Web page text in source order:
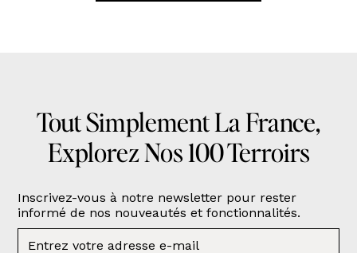
Tout Simplement La France,
Explorez Nos 100 Terroirs
Inscrivez-vous à notre newsletter pour rester
informé de nos nouveautés et fonctionnalités.